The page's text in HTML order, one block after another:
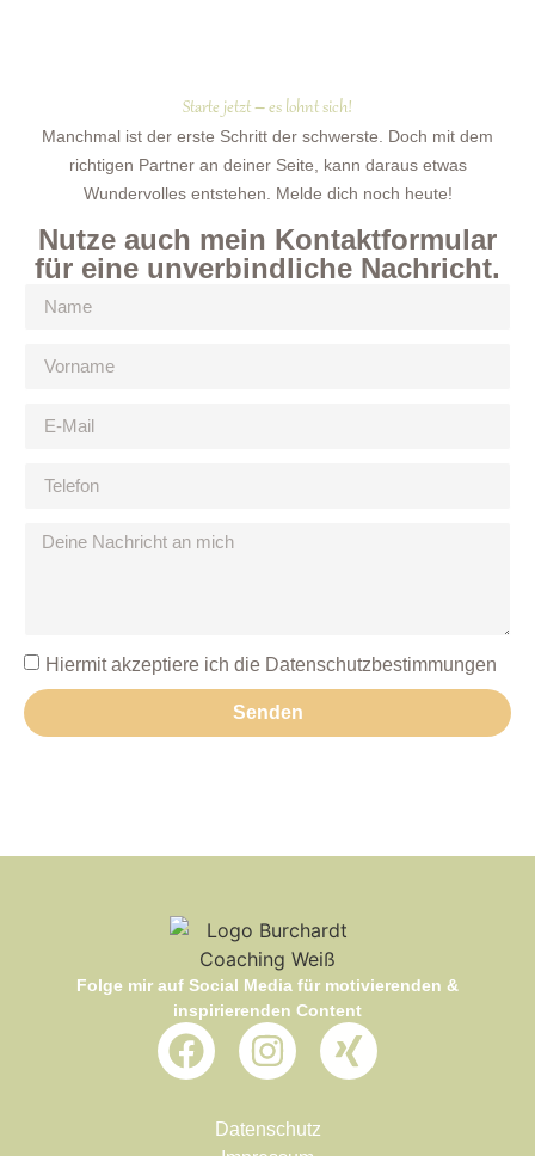
Starte jetzt – es lohnt sich!
Manchmal ist der erste Schritt der schwerste. Doch mit dem
richtigen Partner an deiner Seite, kann daraus etwas
Wundervolles entstehen. Melde dich noch heute!
Nutze auch mein Kontaktformular
für eine unverbindliche Nachricht.
Hiermit akzeptiere ich die Datenschutzbestimmungen
Senden
Folge mir auf Social Media für motivierenden &
inspirierenden Content
Datenschutz